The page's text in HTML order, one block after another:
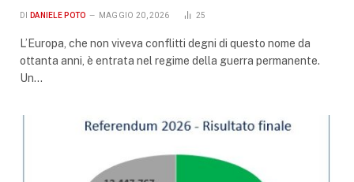
DI DANIELE POTO MAGGIO 20, 2026 25
L’Europa, che non viveva conflitti degni di questo nome da
ottanta anni, è entrata nel regime della guerra permanente.
Un…